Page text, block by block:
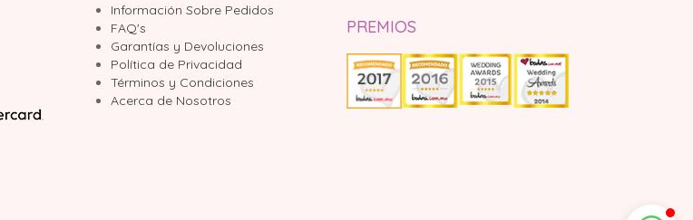
Información Sobre Pedidos
FAQ's
Garantías y Devoluciones
Política de Privacidad
Términos y Condiciones
Acerca de Nosotros
PREMIOS